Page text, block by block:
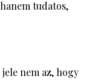
tudatos,
nem az, hogy